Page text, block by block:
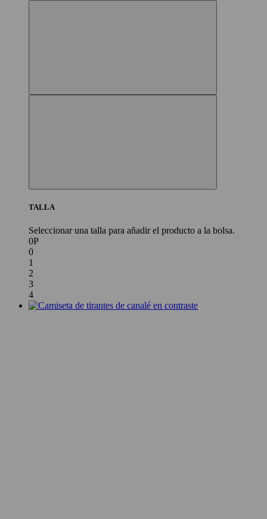
TALLA
Seleccionar una talla para añadir el producto a la bolsa.
0P
0
1
2
3
4